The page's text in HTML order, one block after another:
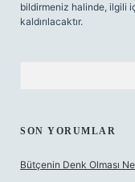
bildirmeniz halinde, ilgili
kaldırılacaktır.
SON YORUMLAR
Bütçenin Denk Olması Ne